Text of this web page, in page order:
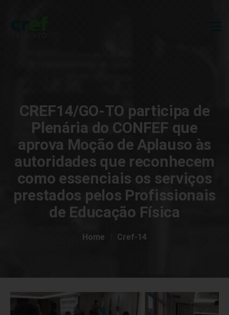
CREF14/GO-TO participa de
Plenária do CONFEF que
aprova Moção de Aplauso às
autoridades que reconhecem
como essenciais os serviços
prestados pelos Profissionais
de Educação Física
Home Cref-14